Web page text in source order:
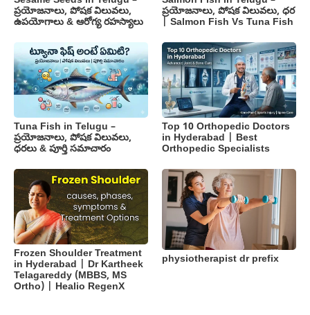
ప్రయోజనాలు, పోషక విలువలు,
ఉపయోగాలు & ఆరోగ్య రహస్యాలు
ప్రయోజనాలు, పోషక విలువలు, ధర
| Salmon Fish Vs Tuna Fish
Tuna Fish in Telugu –
ప్రయోజనాలు, పోషక విలువలు,
ధరలు & పూర్తి సమాచారం
Top 10 Orthopedic Doctors
in Hyderabad | Best
Orthopedic Specialists
Frozen Shoulder Treatment
in Hyderabad | Dr Kartheek
Telagareddy (MBBS, MS
Ortho) | Healio RegenX
physiotherapist dr prefix